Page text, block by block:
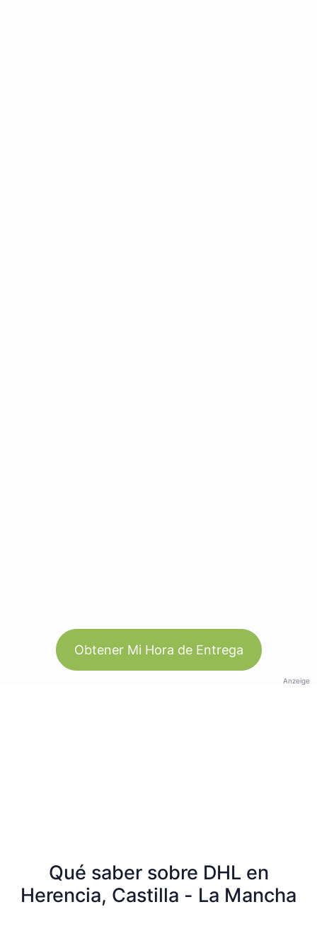
Obtener Mi Hora de Entrega
Anzeige
Qué saber sobre DHL en
Herencia, Castilla - La Mancha